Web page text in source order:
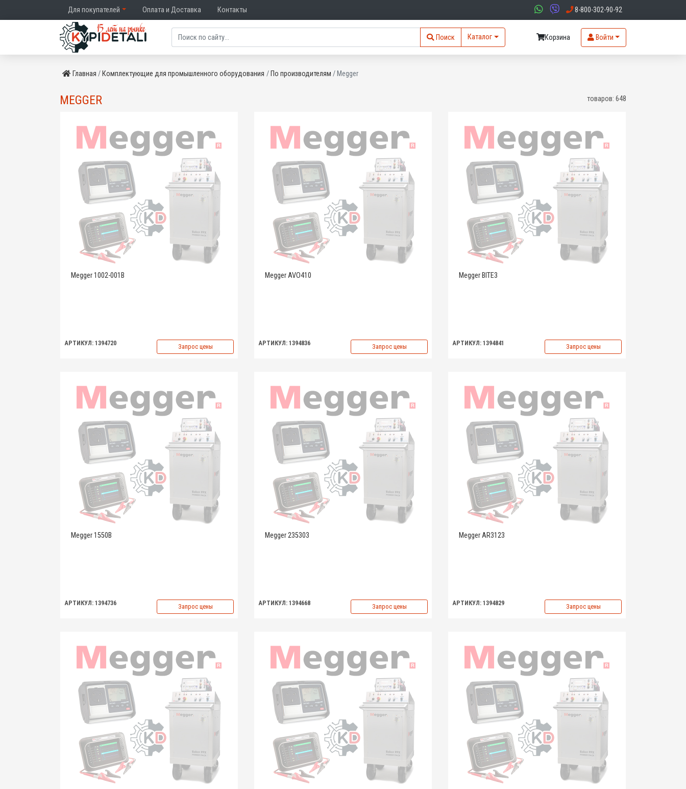
Для покупателей Оплата и Доставка Контакты 8-800-302-90-92
Поиск Каталог Корзина Войти
Главная Комплектующие для промышленного оборудования По производителям Megger
MEGGER товаров: 648
Megger 1002-001B
АРТИКУЛ: 1394720 Запрос цены
Megger AVO410
АРТИКУЛ: 1394836 Запрос цены
Megger BITE3
АРТИКУЛ: 1394841 Запрос цены
Megger 1550B
АРТИКУЛ: 1394736 Запрос цены
Megger 235303
АРТИКУЛ: 1394668 Запрос цены
Megger AR3123
АРТИКУЛ: 1394829 Запрос цены